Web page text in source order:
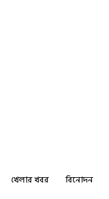
খেলার খবর বিনোদন